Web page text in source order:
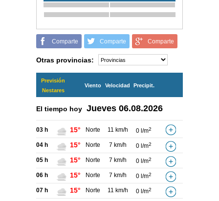
Comparte Comparte Comparte
Otras provincias:
Previsión
Nestares
Viento Velocidad Precipit.
El tiempo hoy Jueves 06.08.2026
03 h 15° Norte 11 km/h 0 l/m2
04 h 15° Norte 7 km/h 0 l/m2
05 h 15° Norte 7 km/h 0 l/m2
06 h 15° Norte 7 km/h 0 l/m2
07 h 15° Norte 11 km/h 0 l/m2